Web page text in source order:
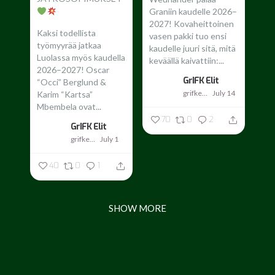
Graniin kaudelle 2026–
2027! Kovaheittoinen
vasen pakki tuo ensi
kaudelle juuri sitä, mitä
keväällä kaivattiin:...
GrIFK Elit
grifkelit July 14
70 0 2
Kaksi todellista
työmyyrää jatkaa
Luolassa myös kaudella
2026–2027! Oscar
“Occi” Berglund &
Karim “Kartsa”
Mbembela ovat...
GrIFK Elit
grifkelit July 1
40 0 1
SHOW MORE